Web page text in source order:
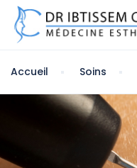
Accueil Soins